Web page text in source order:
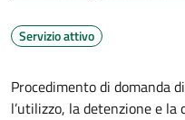
Servizio attivo
Procedimento di domanda
l’utilizzo, la detenzione e la